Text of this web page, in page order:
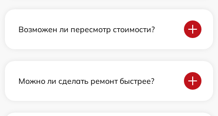
Возможен ли пересмотр стоимости?
Можно ли сделать ремонт быстрее?